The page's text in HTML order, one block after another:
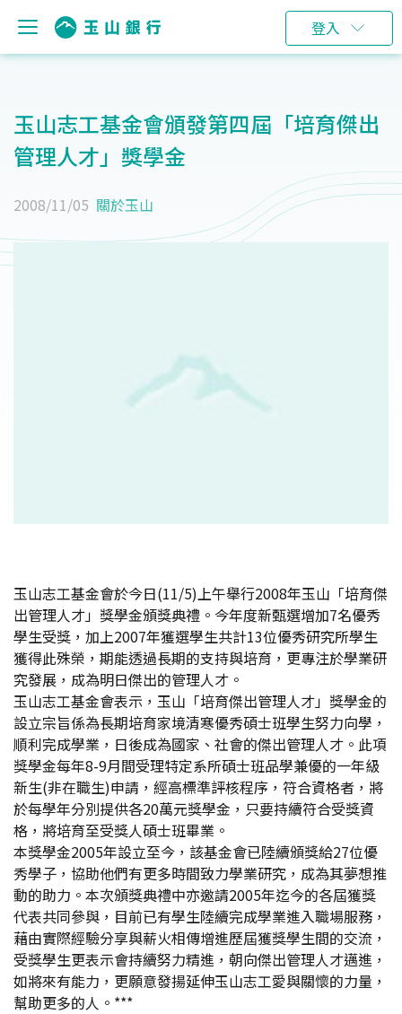
登入
玉山志工基金會頒發第四屆「培育傑出
管理人才」獎學金
2008/11/05 關於玉山
玉山志工基金會於今日(11/5)上午舉行2008年玉山「培育傑
出管理人才」獎學金頒獎典禮。今年度新甄選增加7名優秀
學生受獎，加上2007年獲選學生共計13位優秀研究所學生
獲得此殊榮，期能透過長期的支持與培育，更專注於學業研
究發展，成為明日傑出的管理人才。
玉山志工基金會表示，玉山「培育傑出管理人才」獎學金的
設立宗旨係為長期培育家境清寒優秀碩士班學生努力向學，
順利完成學業，日後成為國家、社會的傑出管理人才。此項
獎學金每年8-9月間受理特定系所碩士班品學兼優的一年級
新生(非在職生)申請，經高標準評核程序，符合資格者，將
於每學年分別提供各20萬元獎學金，只要持續符合受獎資
格，將培育至受獎人碩士班畢業。
本獎學金2005年設立至今，該基金會已陸續頒獎給27位優
秀學子，協助他們有更多時間致力學業研究，成為其夢想推
動的助力。本次頒獎典禮中亦邀請2005年迄今的各屆獲獎
代表共同參與，目前已有學生陸續完成學業進入職場服務，
藉由實際經驗分享與薪火相傳增進歷屆獲獎學生間的交流，
受獎學生更表示會持續努力精進，朝向傑出管理人才邁進，
如將來有能力，更願意發揚延伸玉山志工愛與關懷的力量，
幫助更多的人。***